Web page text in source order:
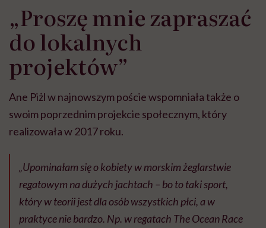
„Proszę mnie zapraszać
do lokalnych
projektów”
Ane Piżl w najnowszym poście wspomniała także o
swoim poprzednim projekcie społecznym, który
realizowała w 2017 roku.
„Upominałam się o kobiety w morskim żeglarstwie
regatowym na dużych jachtach – bo to taki sport,
który w teorii jest dla osób wszystkich płci, a w
praktyce nie bardzo. Np. w regatach The Ocean Race